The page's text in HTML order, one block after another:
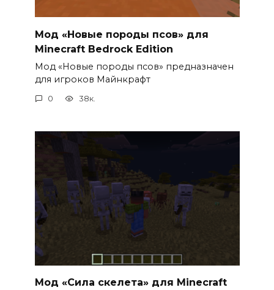
Мод «Новые породы псов» для
Minecraft Bedrock Edition
Мод «Новые породы псов» предназначен
для игроков Майнкрафт
0 38к.
Мод «Сила скелета» для Minecraft